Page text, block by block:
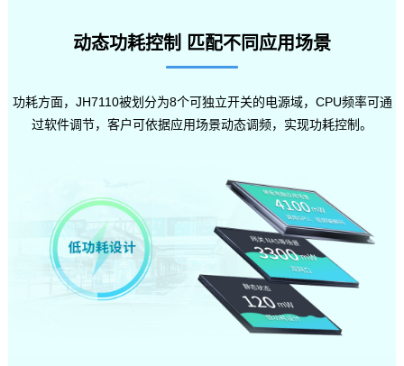
动态功耗控制 匹配不同应用场景
功耗方面，JH7110被划分为8个可独立开关的电源域，CPU频率可通
过软件调节，客户可依据应用场景动态调频，实现功耗控制。